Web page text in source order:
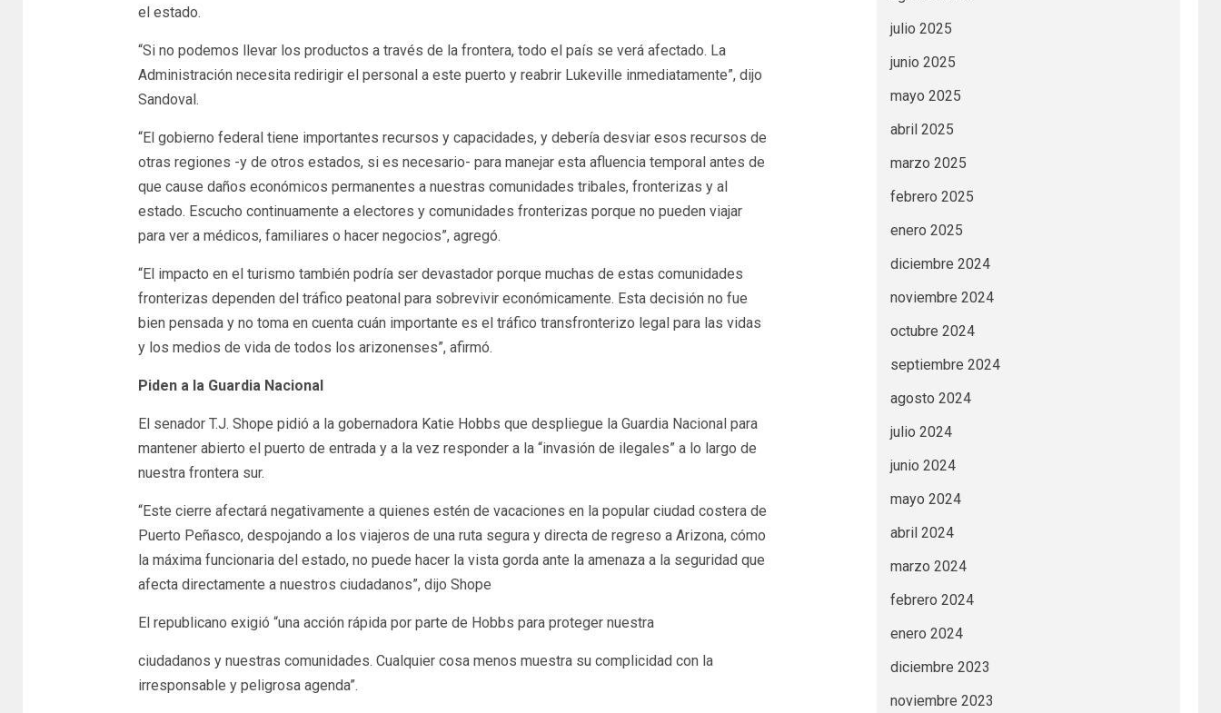
el estado.
“Si no podemos llevar los productos a través de la frontera, todo el país se verá afectado. La
Administración necesita redirigir el personal a este puerto y reabrir Lukeville inmediatamente”, dijo
Sandoval.
“El gobierno federal tiene importantes recursos y capacidades, y debería desviar esos recursos de
otras regiones -y de otros estados, si es necesario- para manejar esta afluencia temporal antes de
que cause daños económicos permanentes a nuestras comunidades tribales, fronterizas y al
estado. Escucho continuamente a electores y comunidades fronterizas porque no pueden viajar
para ver a médicos, familiares o hacer negocios”, agregó.
“El impacto en el turismo también podría ser devastador porque muchas de estas comunidades
fronterizas dependen del tráfico peatonal para sobrevivir económicamente. Esta decisión no fue
bien pensada y no toma en cuenta cuán importante es el tráfico transfronterizo legal para las vidas
y los medios de vida de todos los arizonenses”, afirmó.
Piden a la Guardia Nacional
El senador T.J. Shope pidió a la gobernadora Katie Hobbs que despliegue la Guardia Nacional para
mantener abierto el puerto de entrada y a la vez responder a la “invasión de ilegales” a lo largo de
nuestra frontera sur.
“Este cierre afectará negativamente a quienes estén de vacaciones en la popular ciudad costera de
Puerto Peñasco, despojando a los viajeros de una ruta segura y directa de regreso a Arizona, cómo
la máxima funcionaria del estado, no puede hacer la vista gorda ante la amenaza a la seguridad que
afecta directamente a nuestros ciudadanos”, dijo Shope
El republicano exigió “una acción rápida por parte de Hobbs para proteger nuestra
ciudadanos y nuestras comunidades. Cualquier cosa menos muestra su complicidad con la
irresponsable y peligrosa agenda”.
julio 2025
junio 2025
mayo 2025
abril 2025
marzo 2025
febrero 2025
enero 2025
diciembre 2024
noviembre 2024
octubre 2024
septiembre 2024
agosto 2024
julio 2024
junio 2024
mayo 2024
abril 2024
marzo 2024
febrero 2024
enero 2024
diciembre 2023
noviembre 2023